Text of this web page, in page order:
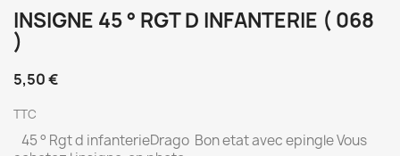
INSIGNE 45 ° RGT D INFANTERIE ( 068
)
5,50 €
TTC
45 ° Rgt d infanterieDrago Bon etat avec epingle Vous